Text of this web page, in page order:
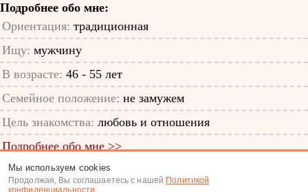
Подробнее обо мне:
Ориентация: традиционная
Ищу: мужчину
В возрасте: 46 - 55 лет
Семейное положение: не замужем
Цель знакомства: любовь и отношения
Подробнее обо мне >>
ID анкеты: 48432868
Мы используем cookies
Продолжая, Вы соглашаетесь с нашей Политикой
конфиденциальности